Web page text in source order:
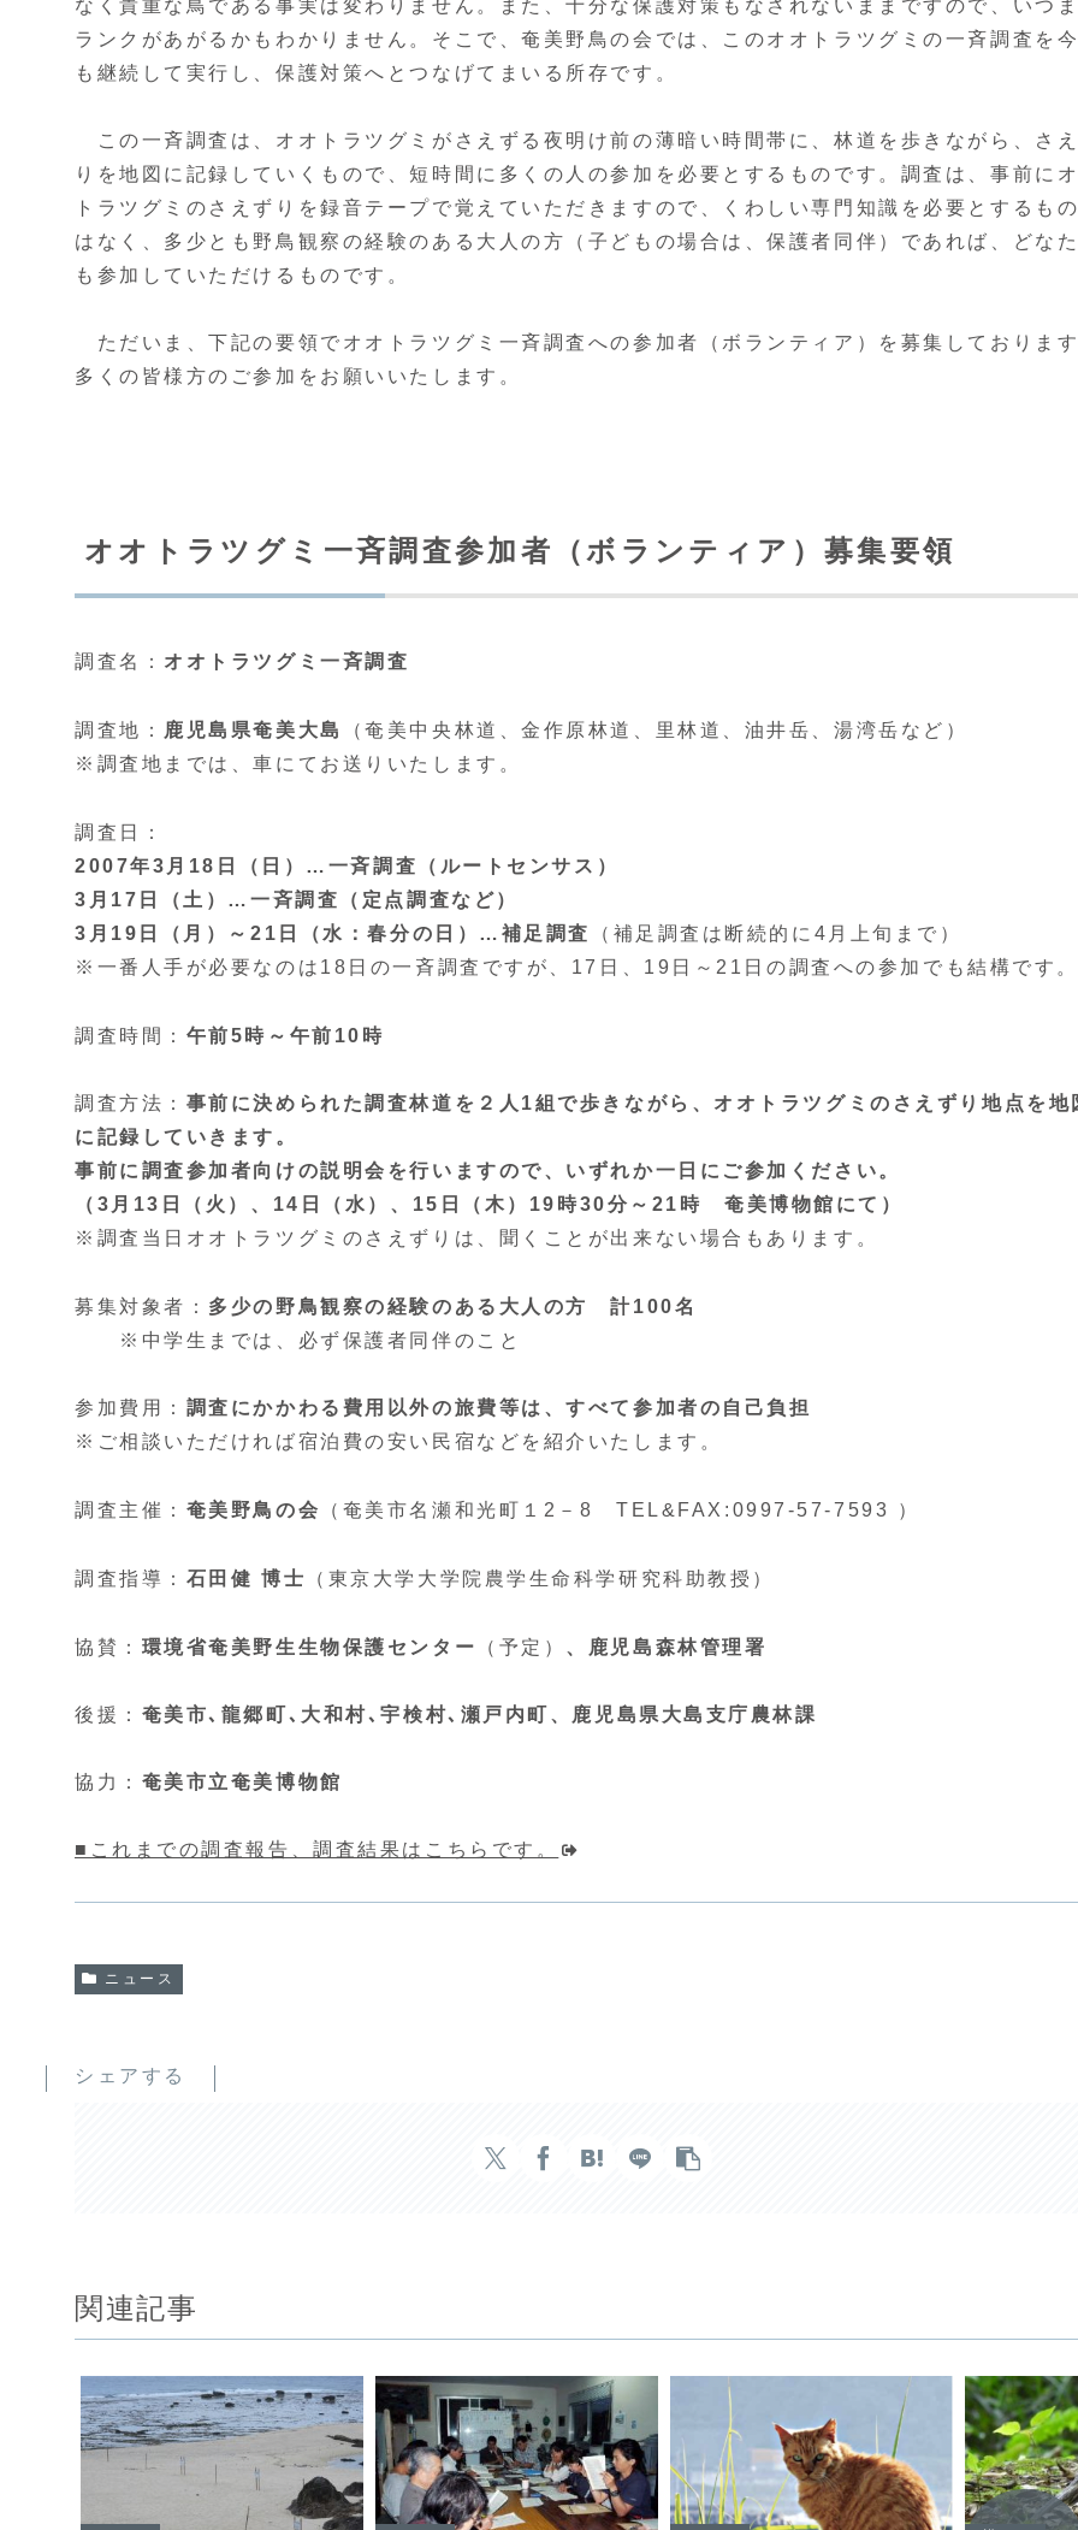
なく貴重な鳥である事実は変わりません。また、十分な保護対策もなされないままですので、いつ
ランクがあがるかもわかりません。そこで、奄美野鳥の会では、このオオトラツグミの一斉調査を
も継続して実行し、保護対策へとつなげてまいる所存です。
この一斉調査は、オオトラツグミがさえずる夜明け前の薄暗い時間帯に、林道を歩きながら、さ
りを地図に記録していくもので、短時間に多くの人の参加を必要とするものです。調査は、事前に
トラツグミのさえずりを録音テープで覚えていただきますので、くわしい専門知識を必要とするも
はなく、多少とも野鳥観察の経験のある大人の方（子どもの場合は、保護者同伴）であれば、どな
も参加していただけるものです。
ただいま、下記の要領でオオトラツグミ一斉調査への参加者（ボランティア）を募集しておりま
多くの皆様方のご参加をお願いいたします。
オオトラツグミ一斉調査参加者（ボランティア）募集要領
調査名： オオトラツグミ一斉調査
調査地： 鹿児島県奄美大島
（奄美中央林道、金作原林道、里林道、油井岳、湯湾岳など）
※調査地までは、車にてお送りいたします。
調査日：
2007年3月18日（日）…一斉調査（ルートセンサス）
3月17日（土）…一斉調査（定点調査など）
3月19日（月）～21日（水：春分の日）…補足調査
（補足調査は断続的に4月上旬まで）
※一番人手が必要なのは18日の一斉調査ですが、17日、19日～21日の調査への参加でも結構です。
調査時間： 午前5時～午前10時
調査方法： 事前に決められた調査林道を２人1組で歩きながら、オオトラツグミのさえずり地点を地
に記録していきます。
事前に調査参加者向けの説明会を行いますので、いずれか一日にご参加ください。
（3月13日（火）、14日（水）、15日（木）19時30分～21時 奄美博物館にて）
※調査当日オオトラツグミのさえずりは、聞くことが出来ない場合もあります。
募集対象者： 多少の野鳥観察の経験のある大人の方 計100名
※中学生までは、必ず保護者同伴のこと
参加費用： 調査にかかわる費用以外の旅費等は、すべて参加者の自己負担
※ご相談いただければ宿泊費の安い民宿などを紹介いたします。
調査主催： 奄美野鳥の会 （奄美市名瀬和光町１2－8 TEL&FAX:0997-57-7593 ）
調査指導： 石田健 博士 （東京大学大学院農学生命科学研究科助教授）
協賛： 環境省奄美野生生物保護センター （予定） 、 鹿児島森林管理署
後援： 奄美市､龍郷町､大和村､宇検村､瀬戸内町、鹿児島県大島支庁農林課
協力： 奄美市立奄美博物館
■これまでの調査報告、調査結果はこちらです。
ニュース
シェアする
関連記事